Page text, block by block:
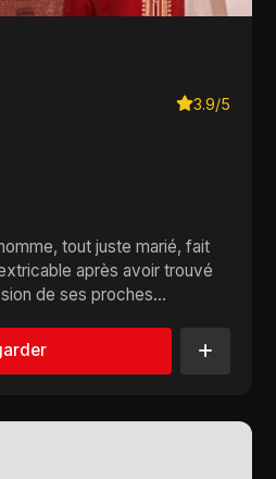
3.9/5
tout juste marié, fait
après avoir trouvé
de ses proches...